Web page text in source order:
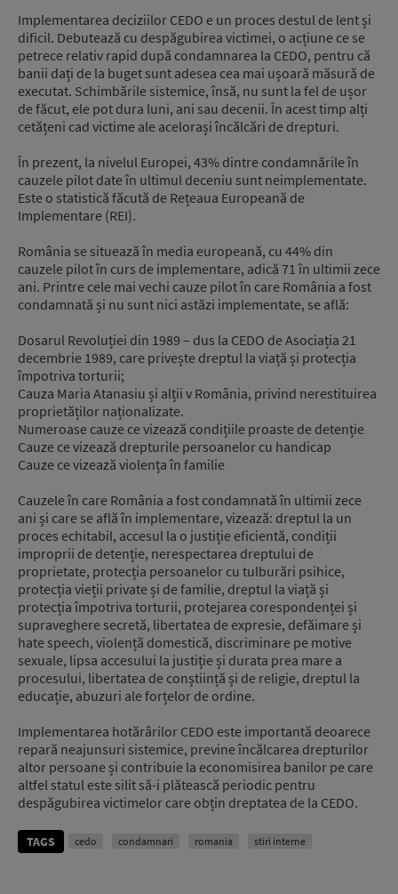
Implementarea deciziilor CEDO e un proces destul de lent și
dificil. Debutează cu despăgubirea victimei, o acțiune ce se
petrece relativ rapid după condamnarea la CEDO, pentru că
banii dați de la buget sunt adesea cea mai ușoară măsură de
executat. Schimbările sistemice, însă, nu sunt la fel de ușor
de făcut, ele pot dura luni, ani sau decenii. În acest timp alți
cetățeni cad victime ale acelorași încălcări de drepturi.
În prezent, la nivelul Europei, 43% dintre condamnările în
cauzele pilot date în ultimul deceniu sunt neimplementate.
Este o statistică făcută de Rețeaua Europeană de
Implementare (REI).
România se situează în media europeană, cu 44% din
cauzele pilot în curs de implementare, adică 71 în ultimii zece
ani. Printre cele mai vechi cauze pilot în care România a fost
condamnată și nu sunt nici astăzi implementate, se află:
Dosarul Revoluției din 1989 – dus la CEDO de Asociația 21
decembrie 1989, care privește dreptul la viață și protecția
împotriva torturii;
Cauza Maria Atanasiu și alții v România, privind nerestituirea
proprietăților naționalizate.
Numeroase cauze ce vizează condițiile proaste de detenție
Cauze ce vizează drepturile persoanelor cu handicap
Cauze ce vizează violența în familie
Cauzele în care România a fost condamnată în ultimii zece
ani și care se află în implementare, vizează: dreptul la un
proces echitabil, accesul la o justiție eficientă, condiții
improprii de detenție, nerespectarea dreptului de
proprietate, protecția persoanelor cu tulburări psihice,
protecția vieții private și de familie, dreptul la viață și
protecția împotriva torturii, protejarea corespondenței și
supraveghere secretă, libertatea de expresie, defăimare și
hate speech, violență domestică, discriminare pe motive
sexuale, lipsa accesului la justiție și durata prea mare a
procesului, libertatea de conștiință și de religie, dreptul la
educație, abuzuri ale forțelor de ordine.
Implementarea hotărârilor CEDO este importantă deoarece
repară neajunsuri sistemice, previne încălcarea drepturilor
altor persoane și contribuie la economisirea banilor pe care
altfel statul este silit să-i plătească periodic pentru
despăgubirea victimelor care obțin dreptatea de la CEDO.
TAGS cedo condamnari romania stiri interne